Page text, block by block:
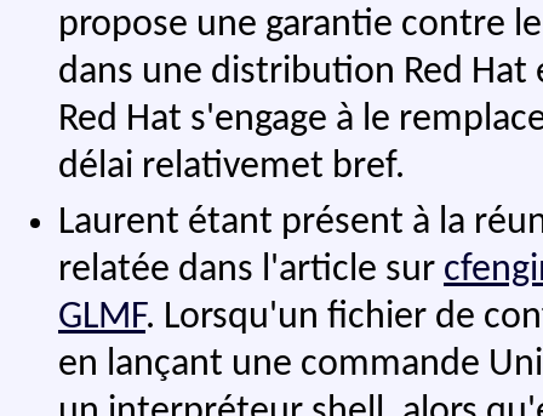
propose une garantie contre
dans une distribution Red
Red Hat s'engage à le
délai relativemet bref.
Laurent étant présent à la
relatée dans l'article sur
GLMF. Lorsqu'un fichier de
en lançant une commande